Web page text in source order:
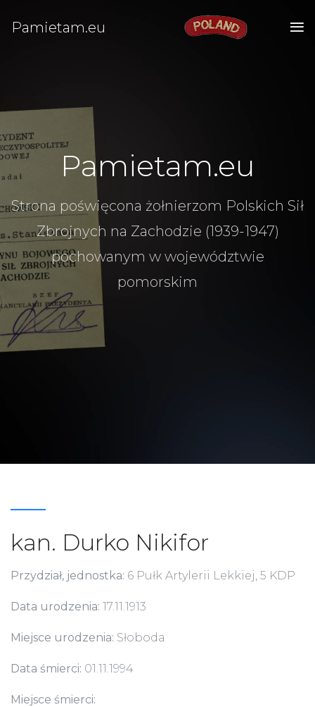
Pamietam.eu
Pamietam.eu
Strona poświęcona żołnierzom Polskich Sił
Zbrojnych na Zachodzie (1939-1947)
pochowanym w województwie
pomorskim
kan. Durko Nikifor
Przydział, jednostka: 6 Pułk Artylerii Lekkiej, 5 KDP
Data urodzenia: 17.11.1913
Miejsce urodzenia: Słoboda
Data śmierci: 01.11.1994
Miejsce śmierci: